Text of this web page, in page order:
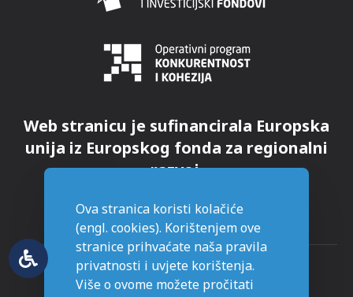
Web stranicu je sufinancirala Europska
unija iz Europskog fonda za regionalni
razvoj.
Ova stranica koristi kolačiće
(engl. cookies). Korištenjem ove
stranice prihvaćate naša pravila
privatnosti i uvjete korištenja.
Više o ovome možete pročitati